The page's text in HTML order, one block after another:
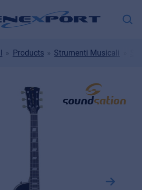
Products Strumenti Musicali